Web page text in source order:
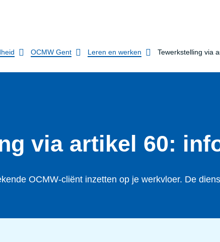
OCMW Gent Leren en werken Tewerkstelling via
via artikel 60:
OCMW-cliënt inzetten op je werkvloer. De